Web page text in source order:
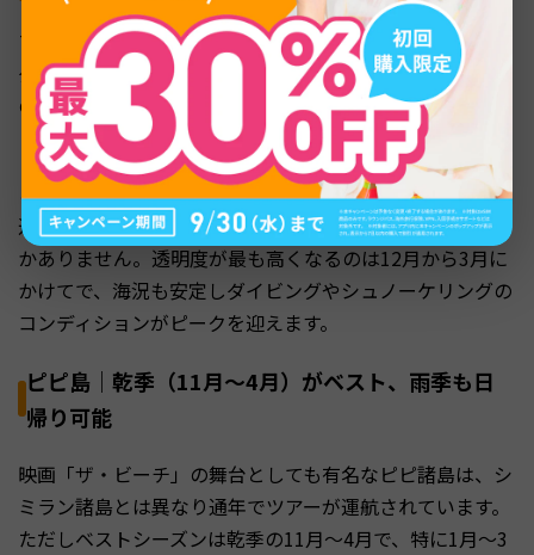
プーケット北西沖に位置するシミラン諸島は、世界有数の
ダイビングスポットとして知られています。海洋環境保護
のためタイ国立公園局によって入島期間が定められてお
り、毎年10月15日に開園、5月15日に閉園します。
この期間外（5月16日〜10月14日）はツアー自体が完全に
運休するため、シミラン諸島を訪れたい方は乾季を選ぶし
かありません。透明度が最も高くなるのは12月から3月に
かけてで、海況も安定しダイビングやシュノーケリングの
コンディションがピークを迎えます。
ピピ島｜乾季（11月〜4月）がベスト、雨季も日
帰り可能
映画「ザ・ビーチ」の舞台としても有名なピピ諸島は、シ
ミラン諸島とは異なり通年でツアーが運航されています。
ただしベストシーズンは乾季の11月〜4月で、特に1月〜3